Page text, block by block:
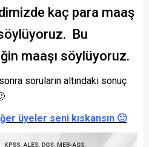
kaç para maaş
Bu
maaşı söylüyoruz.
soruların altındaki sonuç
üyeler seni kıskansın 🙂